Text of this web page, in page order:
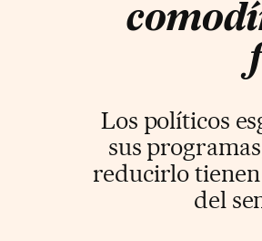
Los políticos
sus
reducirlo
del